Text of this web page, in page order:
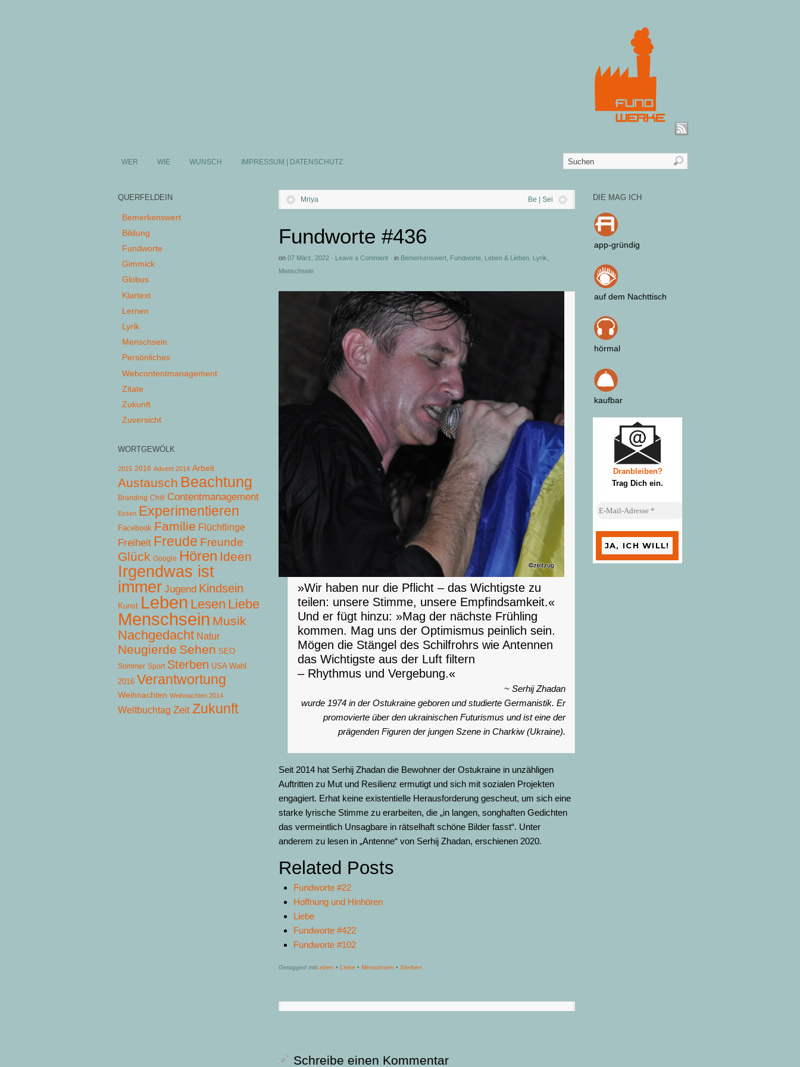
WER WIE WUNSCH IMPRESSUM | DATENSCHUTZ
Mriya Be | Sei
Fundworte #436
on 07 März, 2022 · Leave a Comment · in Bemerkenswert Fundworte Leben & Lieben Lyrik
Menschsein
»Wir haben nur die Pflicht – das Wichtigste zu
teilen: unsere Stimme, unsere Empfindsamkeit.«
Und er fügt hinzu: »Mag der nächste Frühling
kommen. Mag uns der Optimismus peinlich sein.
Mögen die Stängel des Schilfrohrs wie Antennen
das Wichtigste aus der Luft filtern
– Rhythmus und Vergebung.«
~ Serhij Zhadan
wurde 1974 in der Ostukraine geboren und studierte Germanistik. Er
promovierte über den ukrainischen Futurismus und ist eine der
prägenden Figuren der jungen Szene in Charkiw (Ukraine).
Seit 2014 hat Serhij Zhadan die Bewohner der Ostukraine in unzähligen
Auftritten zu Mut und Resilienz ermutigt und sich mit sozialen Projekten
engagiert. Erhat keine existentielle Herausforderung gescheut, um sich eine
starke lyrische Stimme zu erarbeiten, die „in langen, songhaften Gedichten
das vermeintlich Unsagbare in rätselhaft schöne Bilder fasst“. Unter
anderem zu lesen in „Antenne“ von Serhij Zhadan, erschienen 2020.
Related Posts
Fundworte #22
Hoffnung und Hinhören
Liebe
Fundworte #422
Fundworte #102
Getagged mitLeben • Liebe • Menschsein • Sterben
Schreibe einen Kommentar
QUERFELDEIN
Bemerkenswert
Bildung
Fundworte
Gimmick
Globus
Klartext
Lernen
Lyrik
Menschsein
Persönliches
Webcontentmanagement
Zitate
Zukunft
Zuversicht
WORTGEWÖLK
2015 2016 Advent 2014 Arbeit
Austausch Beachtung
Branding Chill Contentmanagement
Essen Experimentieren
Facebook Familie Flüchtlinge
Freiheit Freude Freunde
Glück Google Hören Ideen
Irgendwas ist
immer Jugend Kindsein
Kunst Leben Lesen Liebe
Menschsein Musik
Nachgedacht Natur
Neugierde Sehen SEO
Sommer Sport Sterben USA Wahl
2016 Verantwortung
Weihnachten Weihnachten 2014
Weltbuchtag Zeit Zukunft
DIE MAG ICH
app-gründig
auf dem Nachttisch
hörmal
kaufbar
Dranbleiben?
Trag Dich ein.